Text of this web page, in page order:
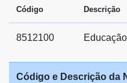
Código Descrição
8512100
Código e Descrição da